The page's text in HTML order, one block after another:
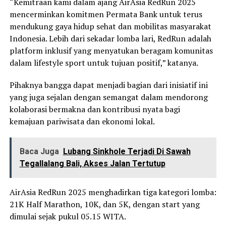
mencerminkan komitmen Permata Bank untuk terus
mendukung gaya hidup sehat dan mobilitas masyarakat
Indonesia. Lebih dari sekadar lomba lari, RedRun adalah
platform inklusif yang menyatukan beragam komunitas
dalam lifestyle sport untuk tujuan positif,” katanya.
Pihaknya bangga dapat menjadi bagian dari inisiatif ini
yang juga sejalan dengan semangat dalam mendorong
kolaborasi bermakna dan kontribusi nyata bagi
kemajuan pariwisata dan ekonomi lokal.
Baca Juga Lubang Sinkhole Terjadi Di Sawah
Tegallalang Bali, Akses Jalan Tertutup
AirAsia RedRun 2025 menghadirkan tiga kategori lomba:
21K Half Marathon, 10K, dan 5K, dengan start yang
dimulai sejak pukul 05.15 WITA.